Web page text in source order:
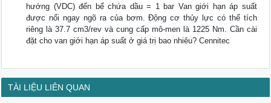
hướng (VDC) đến bể chứa dầu = 1 bar Van giới hạn áp suất
được nối ngay ngõ ra của bơm. Động cơ thủy lực có thể tích
riêng là 37.7 cm3/rev và cung cấp mô-men là 1225 Nm. Cần cài
đặt cho van giới hạn áp suất ở giá trị bao nhiêu? Cennitec
TÀI LIỆU LIÊN QUAN